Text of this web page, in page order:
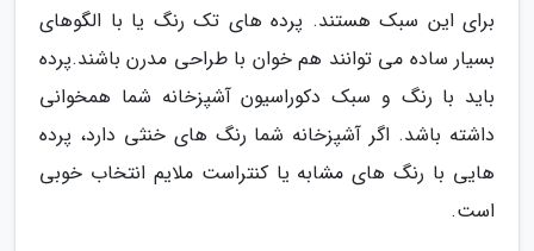
برای این سبک هستند. پرده های تک رنگ یا با الگوهای
بسیار ساده می توانند هم خوان با طراحی مدرن باشند.پرده
باید با رنگ و سبک دکوراسیون آشپزخانه شما همخوانی
داشته باشد. اگر آشپزخانه شما رنگ های خنثی دارد، پرده
هایی با رنگ های مشابه یا کنتراست ملایم انتخاب خوبی
است.